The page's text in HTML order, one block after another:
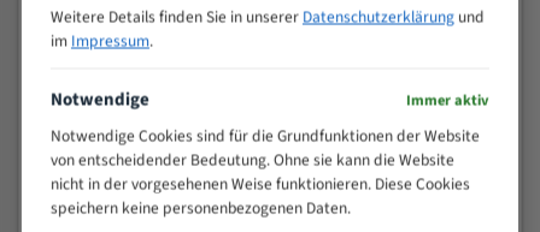
15 - 40
8/12
25 - 50
50 - 120
80 - 180
3/4
130 -
350
2/3
150 -
Weitere Details finden Sie in unserer Datenschutzerklärungund
im Impressum.
Notwendige Immer aktiv
Notwendige Cookies sind für die Grundfunktionen der Website
von entscheidender Bedeutung. Ohne sie kann die Website
nicht in der vorgesehenen Weise funktionieren. Diese Cookies
speichern keine personenbezogenen Daten.